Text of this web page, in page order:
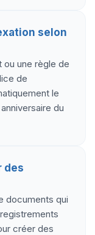
selon
ou une règle de
de
le
du
des
documents qui
créer des